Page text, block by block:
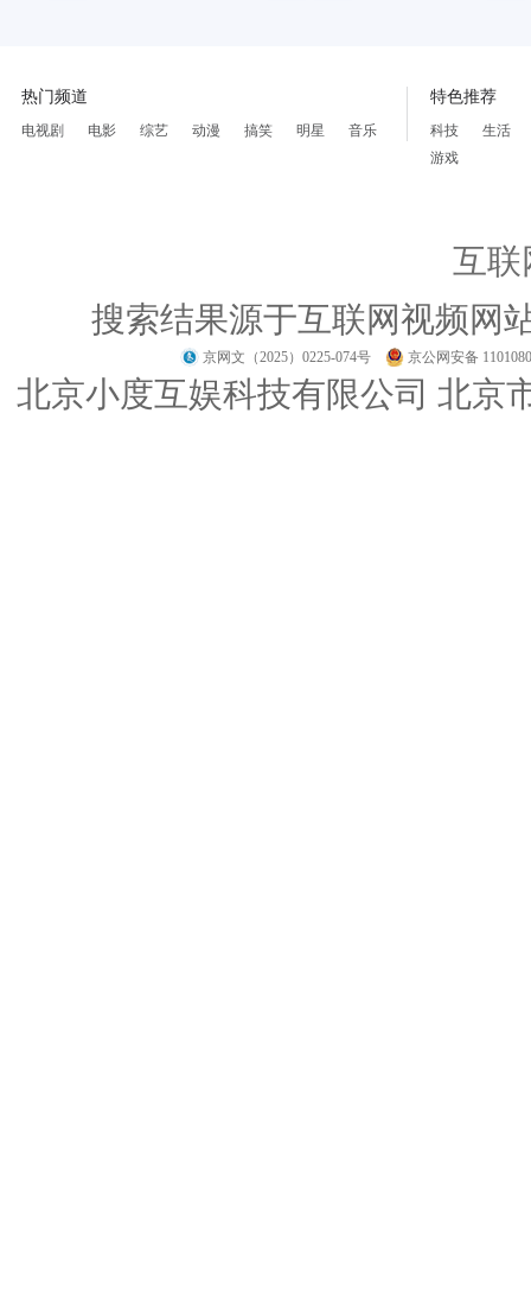
热门频道
电视剧 电影 综艺 动漫 搞笑 明星 音乐
特色推荐
科技
生活
游戏
互联
搜索结果源于互联网视频网
京网文（2025）0225-074号 京公网安备
北京小度互娱科技有限公司 北京